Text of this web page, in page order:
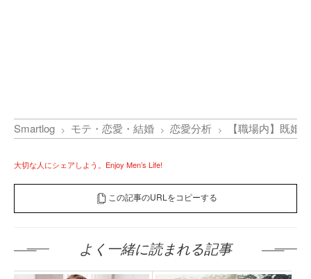
Smartlog モテ・恋愛・結婚 恋愛分析 【職場内】既婚
大切な人にシェアしよう。Enjoy Men’s Life!
この記事のURLをコピーする
よく一緒に読まれる記事